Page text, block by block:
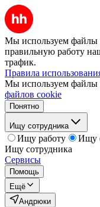
Мы используем файлы
правильную работу
трафик.
Правила
Мы используем файлы
файлов cookie
Понятно
Ищу сотрудника
Ищу работу
Ищу
Ищу сотрудника
Сервисы
Помощь
Ещё
Андрюки